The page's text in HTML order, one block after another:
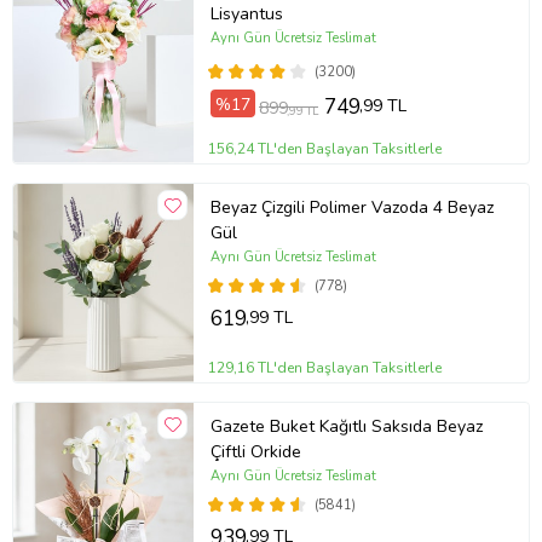
Lisyantus
(3200)
Aynı Gün Ücretsiz Teslimat
%17 899,99 TL 749,99 TL
156,24 TL'den Başlayan Taksitlerle
Beyaz Çizgili Polimer Vazoda 4 Beyaz
Gül
(778)
Aynı Gün Ücretsiz Teslimat
619,99 TL
129,16 TL'den Başlayan Taksitlerle
Gazete Buket Kağıtlı Saksıda Beyaz
Çiftli Orkide
(5841)
Aynı Gün Ücretsiz Teslimat
,99 TL